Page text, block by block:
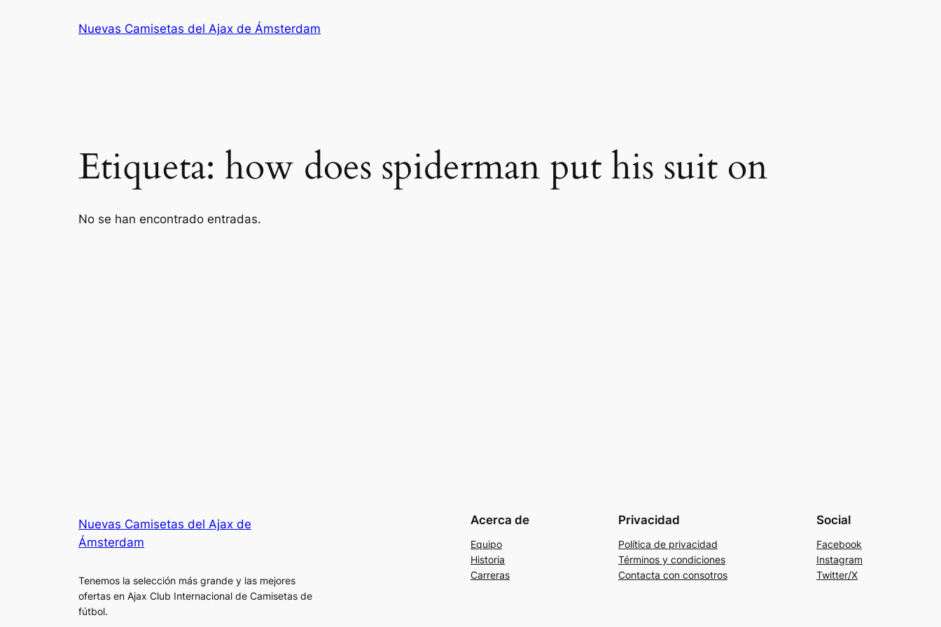
Nuevas Camisetas del Ajax de Ámsterdam
Etiqueta: how does spiderman put his suit on
No se han encontrado entradas.
Nuevas Camisetas del Ajax de
Ámsterdam
Tenemos la selección más grande y las mejores
ofertas en Ajax Club Internacional de Camisetas de
fútbol.
Acerca de
Equipo
Historia
Carreras
Privacidad
Política de privacidad
Términos y condiciones
Contacta con consotros
Social
Facebook
Instagram
Twitter/X